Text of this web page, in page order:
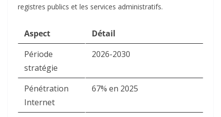
registres publics et les services administratifs.​
Aspect
Détail
Période
stratégie
2026-2030
Pénétration
Internet
67% en 2025